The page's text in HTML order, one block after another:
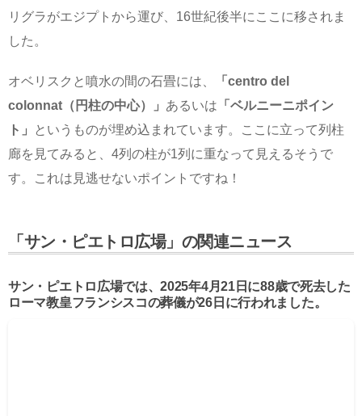
リグラがエジプトから運び、16世紀後半にここに移されま
した。
オベリスクと噴水の間の石畳には、
「centro del
colonnat（円柱の中心）」 あるいは 「ベルニーニポイン
ト」
というものが埋め込まれています。ここに立って列柱
廊を見てみると、4列の柱が1列に重なって見えるそうで
す。これは見逃せないポイントですね！
「サン・ピエトロ広場」の関連ニュース
サン・ピエトロ広場では、2025年4月21日に88歳で死去した
ローマ教皇フランシスコの葬儀が26日に行われました。